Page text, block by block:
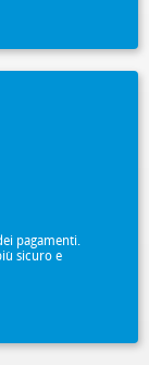
pagamenti.
sicuro e